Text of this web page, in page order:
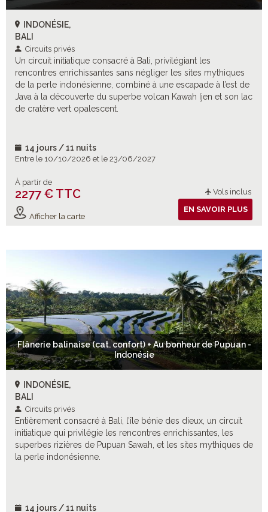
INDONÉSIE,
BALI
Circuits privés
Un circuit initiatique consacré à Bali, privilégiant les
rencontres enrichissantes sans négliger les sites mythiques
de la perle indonésienne, combiné à une escapade à l’est de
Java à la découverte du superbe volcan Kawah Ijen et son lac
de cratère vert opalescent.
14 jours / 11 nuits
Entre le 10/10/2026 et le 23/06/2027
À partir de
2277 € TTC Vols inclus
Afficher la carte
EN SAVOIR PLUS
Flânerie balinaise (cat. confort) + Au bonheur de Pupuan -
Indonésie
INDONÉSIE,
BALI
Circuits privés
Entièrement consacré à Bali, l’île bénie des dieux, un circuit
initiatique qui privilégie les rencontres enrichissantes, les
superbes rizières de Pupuan Sawah, et les sites mythiques de
la perle indonésienne.
14 jours / 11 nuits